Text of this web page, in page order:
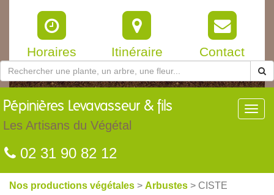
Horaires Itinéraire Contact
Pépinières Levavasseur & fils
Les Artisans du Végétal
02 31 90 82 12
Nos productions végétales > Arbustes > CISTE